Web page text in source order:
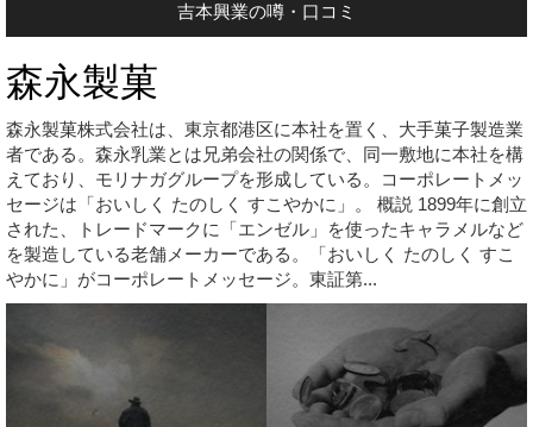
吉本興業の噂・口コミ
森永製菓
森永製菓株式会社は、東京都港区に本社を置く、大手菓子製造業
者である。森永乳業とは兄弟会社の関係で、同一敷地に本社を構
えており、モリナガグループを形成している。コーポレートメッ
セージは「おいしく たのしく すこやかに」。 概説 1899年に創立
された、トレードマークに「エンゼル」を使ったキャラメルなど
を製造している老舗メーカーである。「おいしく たのしく すこ
やかに」がコーポレートメッセージ。東証第...